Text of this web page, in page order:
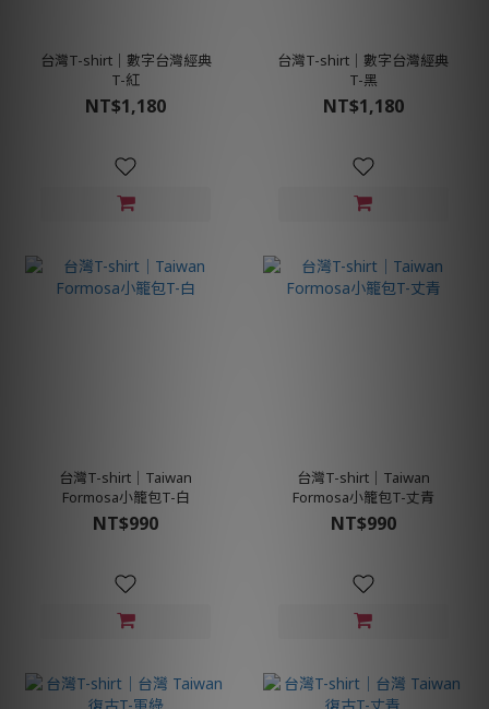
台灣T-shirt│數字台灣經典
T-紅
NT$1,180
台灣T-shirt│數字台灣經典
T-黑
NT$1,180
台灣T-shirt│Taiwan
Formosa小籠包T-白
NT$990
台灣T-shirt│Taiwan
Formosa小籠包T-丈青
NT$990